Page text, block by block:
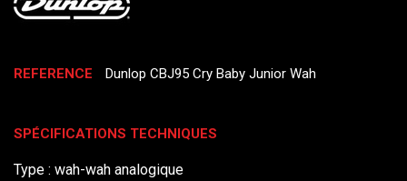
REFERENCE Dunlop CBJ95 Cry Baby Junior Wah
SPÉCIFICATIONS TECHNIQUES
Type : wah-wah analogique